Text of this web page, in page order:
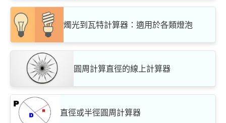
燭光到瓦特計算器：適用於各類燈泡
圓周計算直徑的線上計算器
直徑或半徑圓周計算器